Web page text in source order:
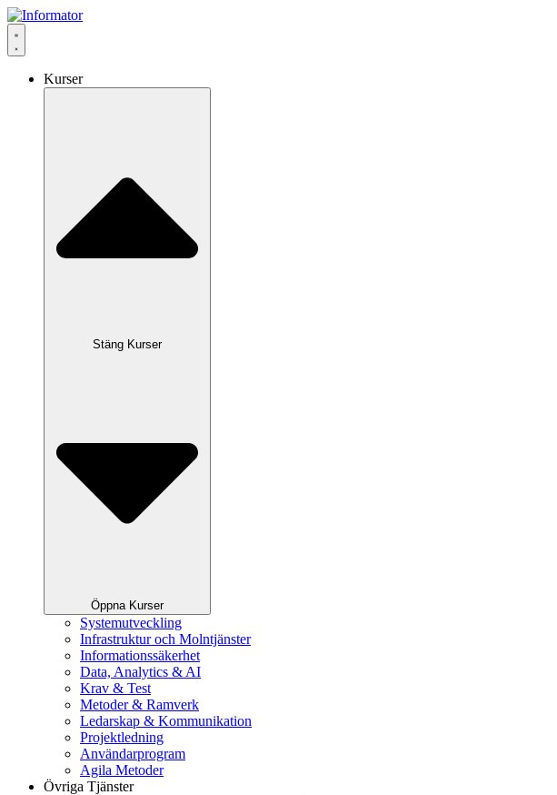
Hoppa
till
innehåll
Kurser
Stäng Kurser
Öppna Kurser
Systemutveckling
Infrastruktur och Molntjänster
Informationssäkerhet
Data, Analytics & AI
Krav & Test
Metoder & Ramverk
Ledarskap & Kommunikation
Projektledning
Användarprogram
Agila Metoder
Övriga Tjänster